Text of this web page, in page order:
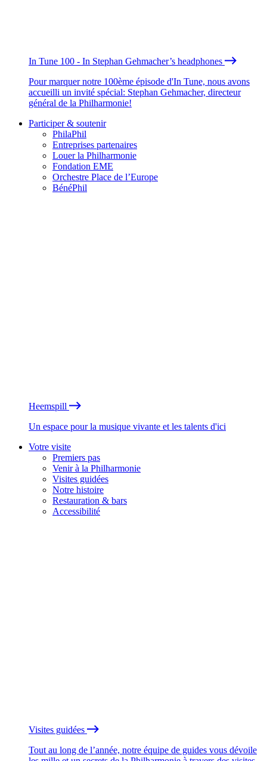
In Tune 100 - In Stephan Gehmacher’s headphones
Pour marquer notre 100ème épisode d'In Tune, nous avons
accueilli un invité spécial: Stephan Gehmacher, directeur
général de la Philharmonie!
Participer & soutenir
PhilaPhil
Entreprises partenaires
Louer la Philharmonie
Fondation EME
Orchestre Place de l’Europe
BénéPhil
Heemspill
Un espace pour la musique vivante et les talents d'ici
Votre visite
Premiers pas
Venir à la Philharmonie
Visites guidées
Notre histoire
Restauration & bars
Accessibilité
Visites guidées
Tout au long de l’année, notre équipe de guides vous dévoile